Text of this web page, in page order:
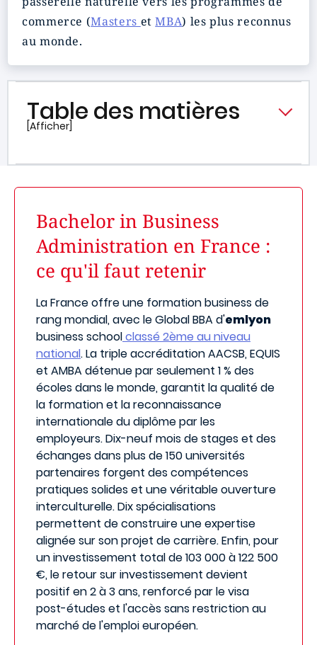
commerce (Masters etMBA) les plus reconnus
au monde.
Table des matières
[Afficher]
Bachelor in Business
Administration en France :
ce qu'il faut retenir
La France offre une formation business de
rang mondial, avec le Global BBA d'emlyon
business schoolclassé 2ème au niveau
national. La triple accréditation AACSB, EQUIS
et AMBA détenue par seulement 1 % des
écoles dans le monde, garantit la qualité de
la formation et la reconnaissance
internationale du diplôme par les
employeurs. Dix-neuf mois de stages et des
échanges dans plus de 150 universités
partenaires forgent des compétences
pratiques solides et une véritable ouverture
interculturelle. Dix spécialisations
permettent de construire une expertise
alignée sur son projet de carrière. Enfin, pour
un investissement total de 103 000 à 122 500
€, le retour sur investissement devient
positif en 2 à 3 ans, renforcé par le visa
post-études et l'accès sans restriction au
marché de l'emploi européen.